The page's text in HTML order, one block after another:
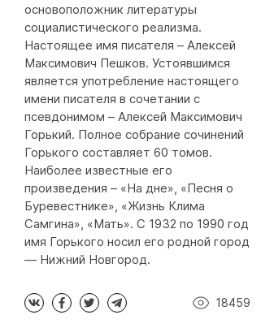
основоположник литературы
социалистического реализма.
Настоящее имя писателя – Алексей
Максимович Пешков. Устоявшимся
является употребление настоящего
имени писателя в сочетании с
псевдонимом – Алексей Максимович
Горький. Полное собрание сочинений
Горького составляет 60 томов.
Наиболее известные его
произведения – «На дне», «Песня о
Буревестнике», «Жизнь Клима
Самгина», «Мать». С 1932 по 1990 год
имя Горького носил его родной город
— Нижний Новгород.
18459